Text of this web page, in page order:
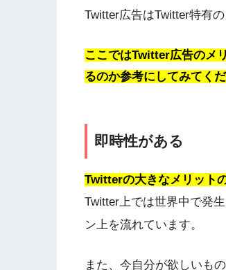
Twitter広告はTwitter特有
ここではTwitter広告のメ
るのか参考にしてみてくだ
即時性がある
Twitterの大きなメリット
Twitter上では世界中で発
ン上を流れています。
また、今自分が欲しいも